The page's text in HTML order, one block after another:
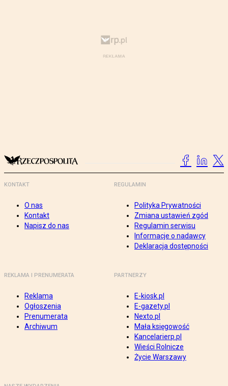
KONTAKT
O nas
Kontakt
Napisz do nas
REGULAMIN
Polityka Prywatności
Zmiana ustawień zgód
Regulamin serwisu
Informacje o nadawcy
Deklaracja dostępności
REKLAMA I PRENUMERATA
Reklama
Ogłoszenia
Prenumerata
Archiwum
PARTNERZY
E-kiosk.pl
E-gazety.pl
Nexto.pl
Mała księgowość
Kancelarierp.pl
Wieści Rolnicze
Życie Warszawy